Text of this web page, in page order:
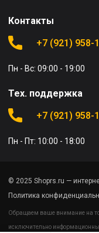
Контакты
+7 (921) 958-
Пн - Вс: 09:00 - 19:00
Тех. поддержка
+7 (921) 958-
Пн - Пт: 10:00 - 18:00
© 2025 Shoprs.ru —
Политика
Обращаем ваше внимание на
исключительно